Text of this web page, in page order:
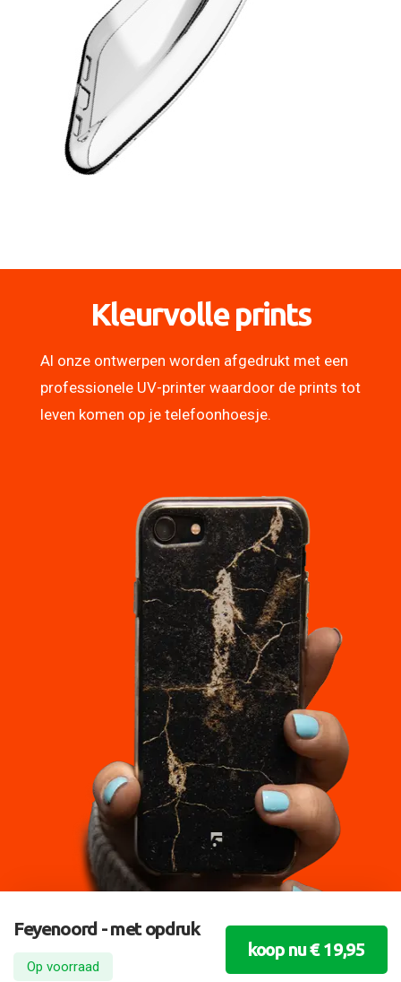
Kleurvolle prints
Al onze ontwerpen worden afgedrukt met een
professionele UV-printer waardoor de prints tot
leven komen op je telefoonhoesje.
Feyenoord - met opdruk
Op voorraad
koop nu € 19,95